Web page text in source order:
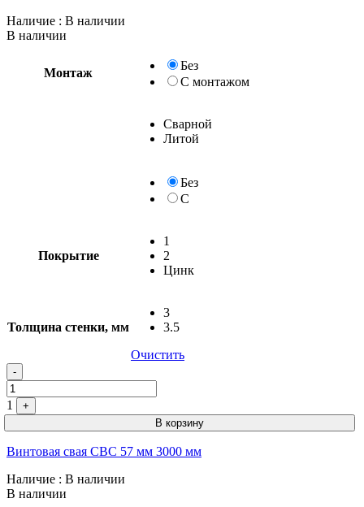
Наличие : В наличии
В наличии
Монтаж
Без
С монтажом
Сварной
Литой
Без
С
Покрытие
1
2
Цинк
Толщина стенки, мм
3
3.5
Очистить
-
1
+
В корзину
Винтовая свая СВС 57 мм 3000 мм
Наличие : В наличии
В наличии